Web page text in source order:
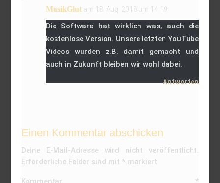
MusikGlut am 18. Aug. 2018 um 14:19
Die Software hat wirklich was, auch die
kostenlose Version. Unsere letzten YouTube
Videos wurden z.B. damit gemacht und
auch in Zukunft bleiben wir wohl dabei.
Antworten
Einen Kommentar abschicken
Deine E-Mail-Adresse wird nicht veröffentlicht.
Erforderliche Felder sind mit *markiert
Kommentar *